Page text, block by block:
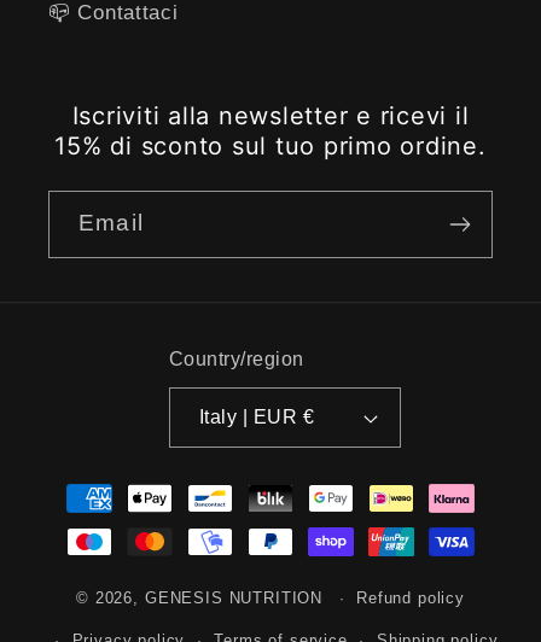
📪 ​​Contattaci
Iscriviti alla newsletter e ricevi il
15% di sconto sul tuo primo ordine.
Email
Country/region
Italy | EUR €
Payment
methods
© 2026, GENESIS NUTRITION Refund policy